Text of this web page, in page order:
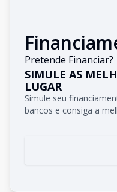
Pretende Financiar?
SIMULE AS
LUGAR
Simule seu
bancos e consiga a